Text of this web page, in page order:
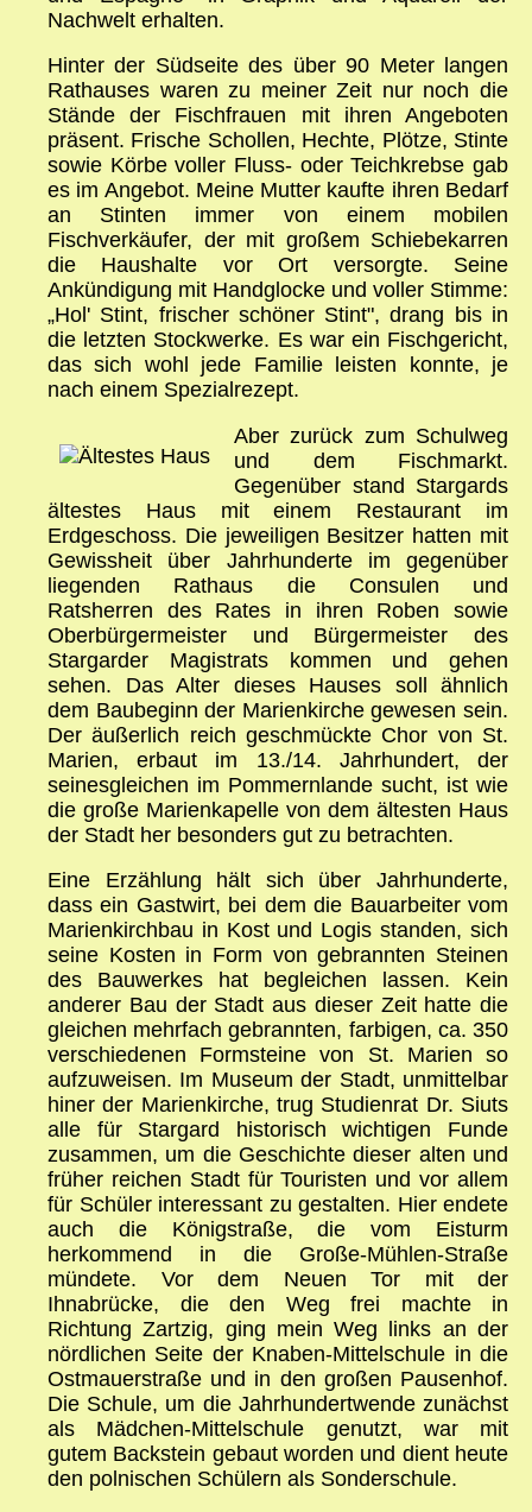
Nachwelt erhalten.
Hinter der Südseite des über 90 Meter langen
Rathauses waren zu meiner Zeit nur noch die
Stände der Fischfrauen mit ihren Angeboten
präsent. Frische Schollen, Hechte, Plötze, Stinte
sowie Körbe voller Fluss- oder Teichkrebse gab
es im Angebot. Meine Mutter kaufte ihren Bedarf
an Stinten immer von einem mobilen
Fischverkäufer, der mit großem Schiebekarren
die Haushalte vor Ort versorgte. Seine
Ankündigung mit Handglocke und voller Stimme:
„Hol' Stint, frischer schöner Stint", drang bis in
die letzten Stockwerke. Es war ein Fischgericht,
das sich wohl jede Familie leisten konnte, je
nach einem Spezialrezept.
Aber zurück zum Schulweg
und dem Fischmarkt.
Gegenüber stand Stargards
ältestes Haus mit einem Restaurant im
Erdgeschoss. Die jeweiligen Besitzer hatten mit
Gewissheit über Jahrhunderte im gegenüber
liegenden Rathaus die Consulen und
Ratsherren des Rates in ihren Roben sowie
Oberbürgermeister und Bürgermeister des
Stargarder Magistrats kommen und gehen
sehen. Das Alter dieses Hauses soll ähnlich
dem Baubeginn der Marienkirche gewesen sein.
Der äußerlich reich geschmückte Chor von St.
Marien, erbaut im 13./14. Jahrhundert, der
seinesgleichen im Pommernlande sucht, ist wie
die große Marienkapelle von dem ältesten Haus
der Stadt her besonders gut zu betrachten.
Eine Erzählung hält sich über Jahrhunderte,
dass ein Gastwirt, bei dem die Bauarbeiter vom
Marienkirchbau in Kost und Logis standen, sich
seine Kosten in Form von gebrannten Steinen
des Bauwerkes hat begleichen lassen. Kein
anderer Bau der Stadt aus dieser Zeit hatte die
gleichen mehrfach gebrannten, farbigen, ca. 350
verschiedenen Formsteine von St. Marien so
aufzuweisen. Im Museum der Stadt, unmittelbar
hiner der Marienkirche, trug Studienrat Dr. Siuts
alle für Stargard historisch wichtigen Funde
zusammen, um die Geschichte dieser alten und
früher reichen Stadt für Touristen und vor allem
für Schüler interessant zu gestalten. Hier endete
auch die Königstraße, die vom Eisturm
herkommend in die Große-Mühlen-Straße
mündete. Vor dem Neuen Tor mit der
Ihnabrücke, die den Weg frei machte in
Richtung Zartzig, ging mein Weg links an der
nördlichen Seite der Knaben-Mittelschule in die
Ostmauerstraße und in den großen Pausenhof.
Die Schule, um die Jahrhundertwende zunächst
als Mädchen-Mittelschule genutzt, war mit
gutem Backstein gebaut worden und dient heute
den polnischen Schülern als Sonderschule.